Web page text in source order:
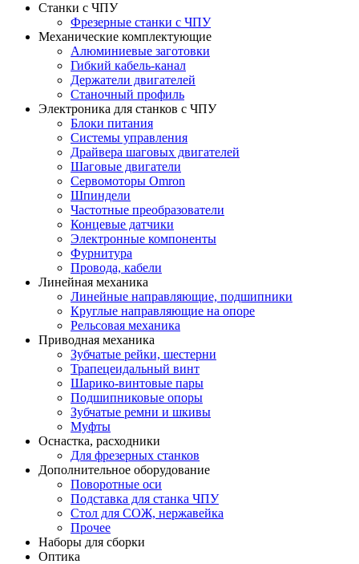
Станки с ЧПУ
Фрезерные станки с ЧПУ
Механические комплектующие
Алюминиевые заготовки
Гибкий кабель-канал
Держатели двигателей
Станочный профиль
Электроника для станков с ЧПУ
Блоки питания
Системы управления
Драйвера шаговых двигателей
Шаговые двигатели
Сервомоторы Omron
Шпиндели
Частотные преобразователи
Концевые датчики
Электронные компоненты
Фурнитура
Провода, кабели
Линейная механика
Линейные направляющие, подшипники
Круглые направляющие на опоре
Рельсовая механика
Приводная механика
Зубчатые рейки, шестерни
Трапецеидальный винт
Шарико-винтовые пары
Подшипниковые опоры
Зубчатые ремни и шкивы
Муфты
Оснастка, расходники
Для фрезерных станков
Дополнительное оборудование
Поворотные оси
Подставка для станка ЧПУ
Стол для СОЖ, нержавейка
Прочее
Наборы для сборки
Оптика